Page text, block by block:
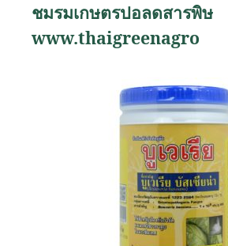
ชมรมเกษตรปอลดสารพิษ
www.thaigreenagro